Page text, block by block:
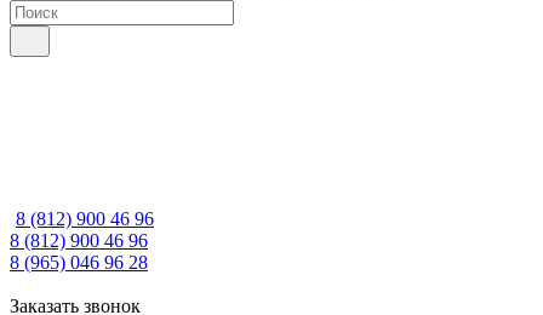
8 (812) 900 46 96
8 (812) 900 46 96
8 (965) 046 96 28
Заказать звонок